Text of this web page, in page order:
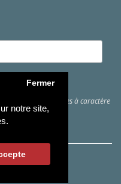
notre site,
Fermer
de données à caractère